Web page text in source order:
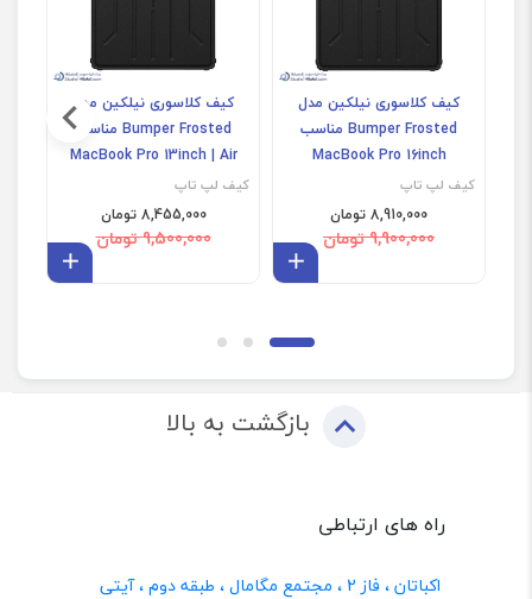
کیف کلاسوری نیلکین مدل
Bumper Frosted مناسب
MacBook Pro 16inch
کیف لپ تاپ
8,910,000 تومان
9,900,000 تومان
کیف کلاسوری نیلکین مدل
Bumper Frosted مناسب
MacBook Pro 13inch | Air
کیف لپ تاپ
8,455,000 تومان
9,500,000 تومان
بازگشت به بالا
راه های ارتباطی
اکباتان ، فاز 2 ، مجتمع مگامال ، طبقه دوم ، آیتی